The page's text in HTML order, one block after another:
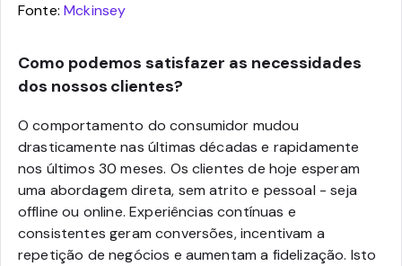
Fonte:Mckinsey
Como podemos satisfazer as necessidades
dos nossos clientes?
O comportamento do consumidor mudou
drasticamente nas últimas décadas e rapidamente
nos últimos 30 meses. Os clientes de hoje esperam
uma abordagem direta, sem atrito e pessoal - seja
offline ou online. Experiências contínuas e
consistentes geram conversões, incentivam a
repetição de negócios e aumentam a fidelização. Isto